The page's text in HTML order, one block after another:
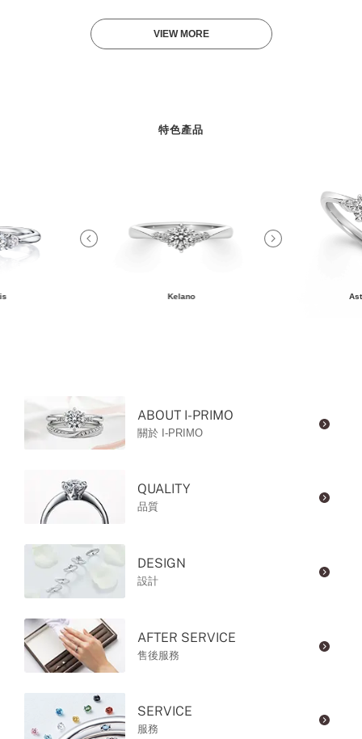
VIEW MORE
特色產品
Kelano
ABOUT I-PRIMO
關於 I-PRIMO
QUALITY
品質
DESIGN
設計
AFTER SERVICE
售後服務
SERVICE
服務